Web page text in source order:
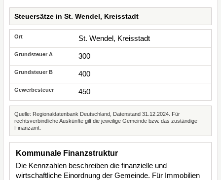
Steuersätze in St. Wendel, Kreisstadt
St. Wendel, Kreisstadt
300
400
450
Quelle: Regionaldatenbank Deutschland, Datenstand 31.12.2024. Für
rechtsverbindliche Auskünfte gilt die jeweilige Gemeinde bzw. das zuständige
Finanzamt.
Kommunale Finanzstruktur
Die Kennzahlen beschreiben die finanzielle und
wirtschaftliche Einordnung der Gemeinde. Für Immobilien